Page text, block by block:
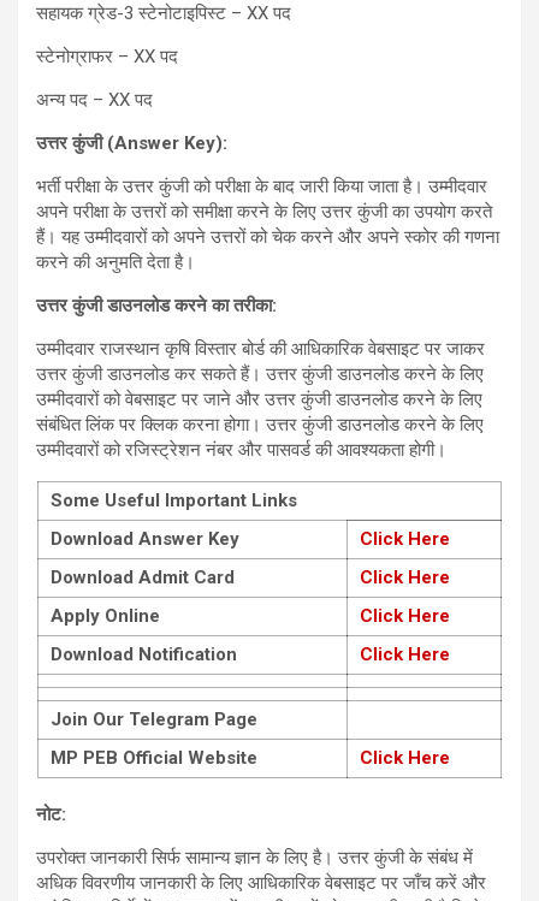
सहायक ग्रेड-3 स्टेनोटाइपिस्ट – XX पद
स्टेनोग्राफर – XX पद
अन्य पद – XX पद
उत्तर कुंजी (Answer Key):
भर्ती परीक्षा के उत्तर कुंजी को परीक्षा के बाद जारी किया जाता है। उम्मीदवार
अपने परीक्षा के उत्तरों को समीक्षा करने के लिए उत्तर कुंजी का उपयोग करते
हैं। यह उम्मीदवारों को अपने उत्तरों को चेक करने और अपने स्कोर की गणना
करने की अनुमति देता है।
उत्तर कुंजी डाउनलोड करने का तरीका:
उम्मीदवार राजस्थान कृषि विस्तार बोर्ड की आधिकारिक वेबसाइट पर जाकर
उत्तर कुंजी डाउनलोड कर सकते हैं। उत्तर कुंजी डाउनलोड करने के लिए
उम्मीदवारों को वेबसाइट पर जाने और उत्तर कुंजी डाउनलोड करने के लिए
संबंधित लिंक पर क्लिक करना होगा। उत्तर कुंजी डाउनलोड करने के लिए
उम्मीदवारों को रजिस्ट्रेशन नंबर और पासवर्ड की आवश्यकता होगी।
Some Useful Important Links
Download Answer Key
Click Here
Download Admit Card
Click Here
Apply Online
Click Here
Download Notification
Click Here
Join Our Telegram Page
MP PEB Official Website
Click Here
नोट:
उपरोक्त जानकारी सिर्फ सामान्य ज्ञान के लिए है। उत्तर कुंजी के संबंध में
अधिक विवरणीय जानकारी के लिए आधिकारिक वेबसाइट पर जाँच करें और